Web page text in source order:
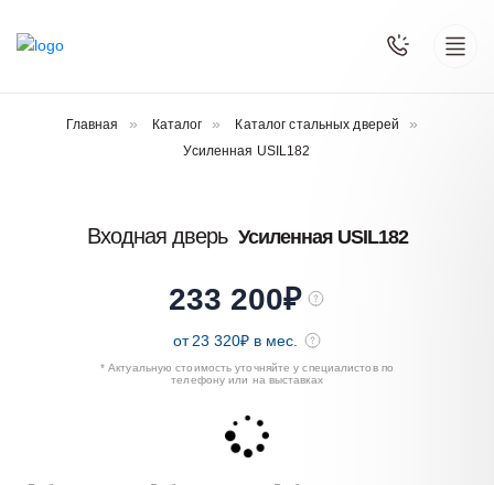
Главная Каталог
Каталог стальных дверей
Усиленная USIL182
Входная дверь Усиленная USIL182
233 200₽
от 23 320₽ в мес.
* Актуальную стоимость уточняйте у специалистов по
телефону или на выставках